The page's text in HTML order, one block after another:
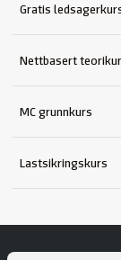
Gratis
Nettbasert
MC grunnkurs
Lastsikringskurs